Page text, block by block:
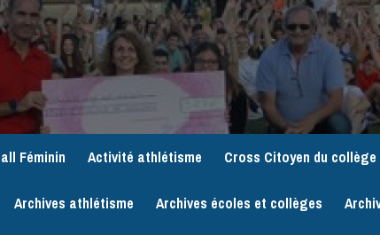
Féminin Activité athlétisme Cross Citoyen du collège
Archives athlétisme Archives écoles et collèges